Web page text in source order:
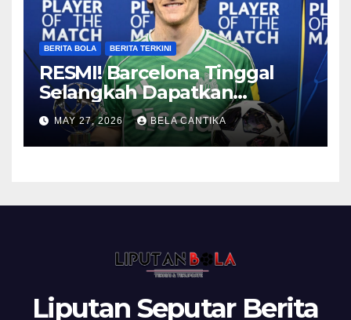
BERITA BOLA BERITA TERKINI
RESMI! Barcelona Tinggal
Selangkah Dapatkan
Anthony Gordon
MAY 27, 2026 BELA CANTIKA
Liputan Seputar Berita